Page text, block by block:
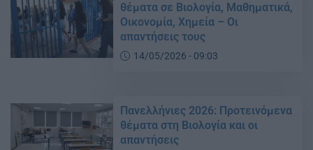
θέματα σε Βιολογία, Μαθηματικά,
Οικονομία, Χημεία – Οι
απαντήσεις τους
14/05/2026 - 09:03
Πανελλήνιες 2026: Προτεινόμενα
θέματα στη Βιολογία και οι
απαντήσεις